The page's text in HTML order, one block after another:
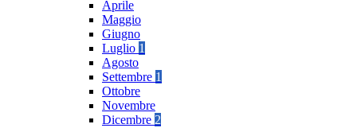
Aprile
Maggio
Giugno
Luglio 1
Agosto
Settembre 1
Ottobre
Novembre
Dicembre 2